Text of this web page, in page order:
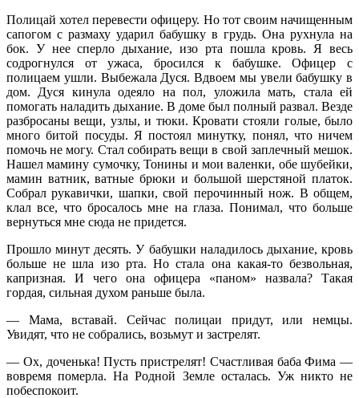
Полицай хотел перевести офицеру. Но тот своим начищенным
сапогом с размаху ударил бабушку в грудь. Она рухнула на
бок. У нее сперло дыхание, изо рта пошла кровь. Я весь
содрогнулся от ужаса, бросился к бабушке. Офицер с
полицаем ушли. Выбежала Дуся. Вдвоем мы увели бабушку в
дом. Дуся кинула одеяло на пол, уложила мать, стала ей
помогать наладить дыхание. В доме был полный развал. Везде
разбросаны вещи, узлы, и тюки. Кровати стояли голые, было
много битой посуды. Я постоял минутку, понял, что ничем
помочь не могу. Стал собирать вещи в свой заплечный мешок.
Нашел мамину сумочку, Тонины и мои валенки, обе шубейки,
мамин ватник, ватные брюки и большой шерстяной платок.
Собрал рукавички, шапки, свой перочинный нож. В общем,
клал все, что бросалось мне на глаза. Понимал, что больше
вернуться мне сюда не придется.
Прошло минут десять. У бабушки наладилось дыхание, кровь
больше не шла изо рта. Но стала она какая-то безвольная,
капризная. И чего она офицера «паном» назвала? Такая
гордая, сильная духом раньше была.
— Мама, вставай. Сейчас полицаи придут, или немцы.
Увидят, что не собрались, возьмут и застрелят.
— Ох, доченька! Пусть пристрелят! Счастливая баба Фима —
вовремя померла. На Родной Земле осталась. Уж никто не
побеспокоит.